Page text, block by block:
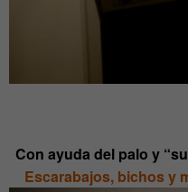
Con ayuda del palo y
Escarabajos, bichos y